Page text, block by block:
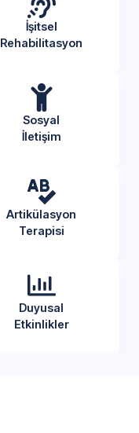
İşitsel
Rehabilitasyon
Sosyal
İletişim
Artikülasyon
Terapisi
Duyusal
Etkinlikler